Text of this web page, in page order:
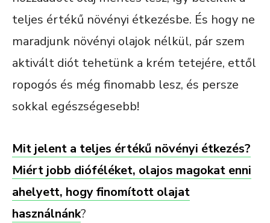
teljes értékű növényi étkezésbe. És hogy ne
maradjunk növényi olajok nélkül, pár szem
aktivált diót tehetünk a krém tetejére, ettől
ropogós és még finomabb lesz, és persze
sokkal egészségesebb!
Mit jelent a teljes értékű növényi étkezés?
Miért jobb dióféléket, olajos magokat enni
ahelyett, hogy finomított olajat
használnánk?